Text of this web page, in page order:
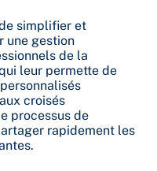
simplifier et
une gestion
de la
leur permette de
croisés
processus de
rapidement les